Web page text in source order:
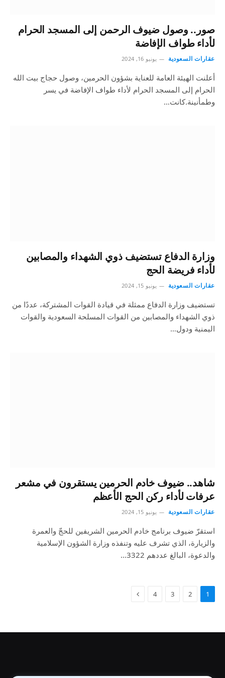
​​​​​​​صور.. وصول ضيوف الرحمن إلى المسجد الحرام
لأداء طواف الإفاضة
عقارات السعودية يونيو 16, 2024
أعلنت الهيئة العامة للعناية بشؤون الحرمين، وصول حجاج بيت الله
الحرام إلى المسجد الحرام لأداء طواف الإفاضة في يسر
وطمأنينة.كانت…
وزارة الدفاع تستضيف ذوي الشهداء والمصابين
لأداء فريضة الحج
عقارات السعودية يونيو 15, 2024
تستضيف وزارة الدفاع ممثلة في قيادة القوات المشتركة، عددًا من
ذوي الشهداء والمصابين من القوات المسلحة السعودية والقوات
اليمنية ودول…
شاهد.. ضيوف خادم الحرمين يستقرون في مشعر
عرفات لأداء ركن الحج الأعظم
عقارات السعودية يونيو 15, 2024
استقرّ ضيوف برنامج خادم الحرمين الشريفين للحجّ والعمرة
والزيارة، الذي تشرف عليه وتنفذه وزارة الشؤون الإسلامية
والدعوة، البالغ عددهم 3322…
1
2
3
4